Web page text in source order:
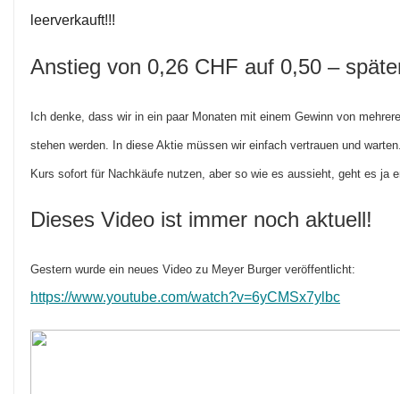
leerverkauft!!!
Anstieg von 0,26 CHF auf 0,50 –
Ich denke, dass wir in ein paar Monaten mit einem Gewinn von
stehen werden. In diese Aktie müssen wir einfach vertrauen und
Kurs sofort für Nachkäufe nutzen, aber so wie es aussieht, geht es ja
Dieses Video ist immer noch aktuell!
Gestern wurde ein neues Video zu Meyer Burger veröffentlicht:
https://www.youtube.com/watch?v=6yCMSx7ylbc